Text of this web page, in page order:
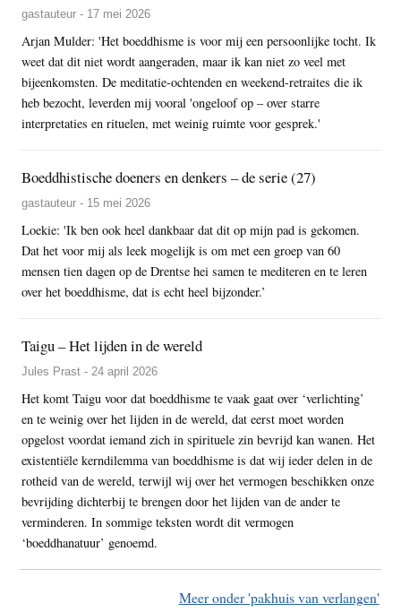
gastauteur - 17 mei 2026
Arjan Mulder: 'Het boeddhisme is voor mij een persoonlijke tocht. Ik
weet dat dit niet wordt aangeraden, maar ik kan niet zo veel met
bijeenkomsten. De meditatie-ochtenden en weekend-retraites die ik
heb bezocht, leverden mij vooral 'ongeloof op – over starre
interpretaties en rituelen, met weinig ruimte voor gesprek.'
Boeddhistische doeners en denkers – de serie (27)
gastauteur - 15 mei 2026
Loekie: 'Ik ben ook heel dankbaar dat dit op mijn pad is gekomen.
Dat het voor mij als leek mogelijk is om met een groep van 60
mensen tien dagen op de Drentse hei samen te mediteren en te leren
over het boeddhisme, dat is echt heel bijzonder.’
Taigu – Het lijden in de wereld
Jules Prast - 24 april 2026
Het komt Taigu voor dat boeddhisme te vaak gaat over ‘verlichting’
en te weinig over het lijden in de wereld, dat eerst moet worden
opgelost voordat iemand zich in spirituele zin bevrijd kan wanen. Het
existentiële kerndilemma van boeddhisme is dat wij ieder delen in de
rotheid van de wereld, terwijl wij over het vermogen beschikken onze
bevrijding dichterbij te brengen door het lijden van de ander te
verminderen. In sommige teksten wordt dit vermogen
‘boeddhanatuur’ genoemd.
Meer onder 'pakhuis van verlangen'